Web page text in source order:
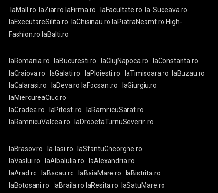
laMall.ro
laZiar.ro laFirma.ro laFacultate.ro
la-Suceava.ro
laExecutareSilita.ro
laChisinau.ro laPiatraNeamt.ro High-
Fashion.ro laBalti.ro
laRomania.ro laBucuresti.ro laClujNapoca.ro
laConstanta.ro
laCraiova.ro
laGalati.ro laPloiesti.ro laTimisoara.ro
laBuzau.ro
laCalarasi.ro
laDeva.ro laFocsani.ro
laGiurgiu.ro
laMiercureaCiuc.ro
laOradea.ro
laPitesti.ro
laRamnicuSarat.ro
laRamnicuValcea.ro
laDrobetaTurnuSeverin.ro
laBrasov.ro la-Iasi.ro
laSfantuGheorghe.ro
laVaslui.ro
laAlbaIulia.ro
laAlexandria.ro
laArad.ro
laBacau.ro laBaiaMare.ro
laBistrita.ro
laBotosani.ro
laBraila.ro laResita.ro laSatuMare.ro